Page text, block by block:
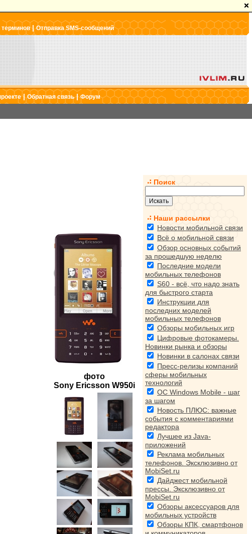
|Отправка SMS-сообщений
|Обратная связь|Форум
фото
Sony Ericsson W950i
Поиск
Наши рассылки
Новости мобильной связи
Всё о мобильной связи
Обзор основных событий
за прошедшую неделю
Последние модели
мобильных телефонов
S60 - всё, что надо знать
для быстрого старта
Инструкции для
последних моделей
мобильных телефонов
Обзоры мобильных игр
Цифровые фотокамеры.
Новинки рынка и обзоры
Новинки в салонах связи
Пресс-релизы компаний
сферы мобильных
технологий
ОС Windows Mobile - шаг
за шагом
Новость ПЛЮС: важные
события с комментариями
редактора
Лучшее из Java-
приложений
Реклама мобильных
телефонов. Эксклюзивно от
MobiSet.ru
Дайджест мобильной
прессы. Эксклюзивно от
MobiSet.ru
Обзоры аксессуаров для
мобильных устройств
Обзоры КПК, смартфонов